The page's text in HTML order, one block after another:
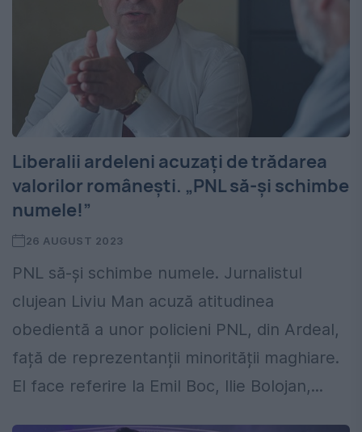
Liberalii ardeleni acuzați de trădarea
valorilor românești. „PNL să-și schimbe
numele!”
26 AUGUST 2023
PNL să-și schimbe numele. Jurnalistul
clujean Liviu Man acuză atitudinea
obedientă a unor policieni PNL, din Ardeal,
față de reprezentanții minorității maghiare.
El face referire la Emil Boc, Ilie Bolojan,...